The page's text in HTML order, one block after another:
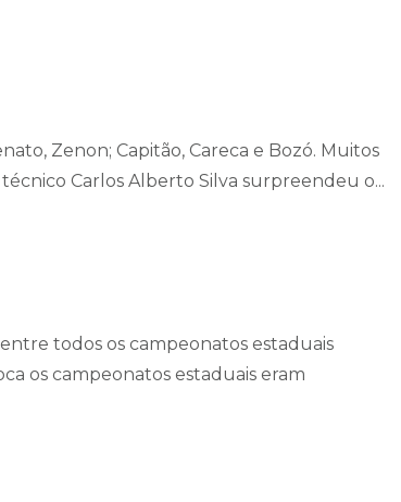
Zenon; Capitão, Careca e Bozó. Muitos
Carlos Alberto Silva surpreendeu o...
todos os campeonatos estaduais
os campeonatos estaduais eram